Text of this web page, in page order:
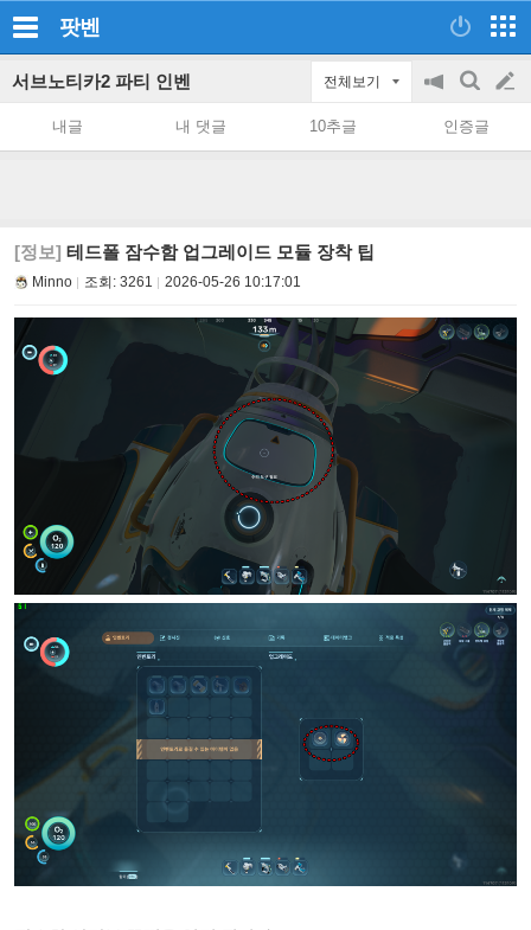
팟벤
서브노티카2 파티 인벤 전체보기
공
on/off
검
색
글
쓰
내글 내 댓글 10추글 인증글
[정보] 테드폴 잠수함 업그레이드 모듈 장착 팁
Minno 조회: 3261 2026-05-26 10:17:01